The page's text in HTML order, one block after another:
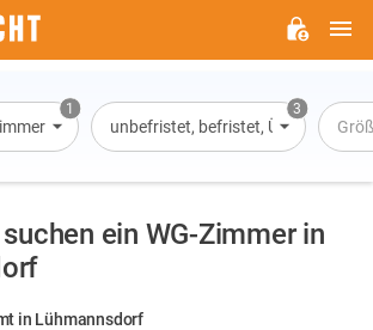
1 3
unbefristet, befristet, Übernachtung
ein WG-Zimmer in
in Lühmannsdorf